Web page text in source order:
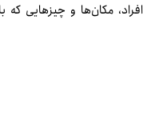
مکان‌ها و چیزهایی که